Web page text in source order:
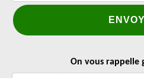
On vous rappelle